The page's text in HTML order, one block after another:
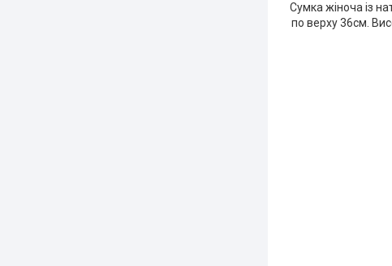
Сумка жіноча із
по верху 36см.